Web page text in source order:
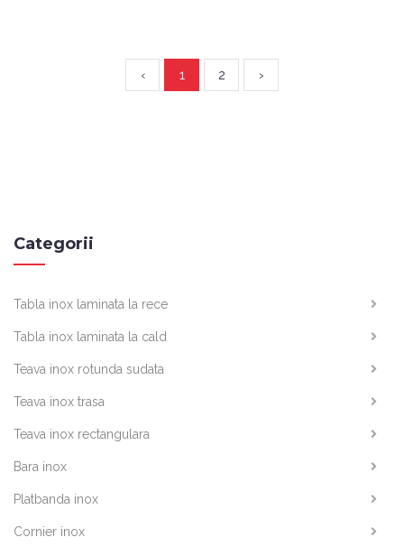
‹ 1 2 ›
Categorii
Tabla inox laminata la rece
Tabla inox laminata la cald
Teava inox rotunda sudata
Teava inox trasa
Teava inox rectangulara
Bara inox
Platbanda inox
Cornier inox